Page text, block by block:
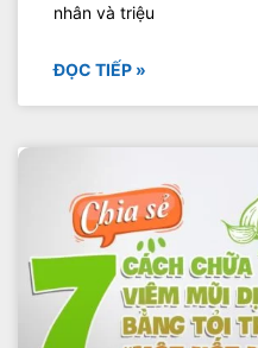
nhân và triệu
ĐỌC TIẾP »